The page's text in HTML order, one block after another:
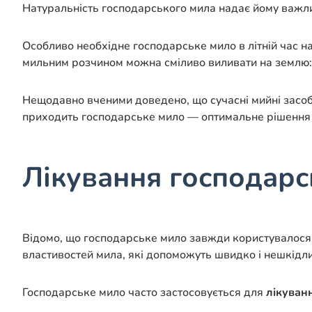
Натуральність господарського мила надає йому
Особливо необхідне господарське мило в літній час
мильним розчином можна сміливо виливати на землю:
Нещодавно вченими доведено, що сучасні мийні
приходить господарське мило — оптимальне
Лікування
Відомо, що господарське мило завжди користувалося
властивостей мила, які допоможуть швидко і
Господарське мило часто застосовується для